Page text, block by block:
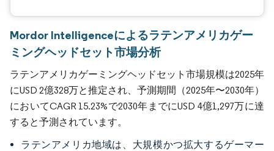
Mordor Intelligenceによるラテンアメリカゲー
ミングヘッドセット市場分析
ラテンアメリカゲーミングヘッドセット市場規模は2025年
にUSD 2億328万と推定され、予測期間（2025年〜2030年）
においてCAGR 15.23%で2030年までにUSD 4億1,297万に達
すると予測されています。
ラテンアメリカ地域は、大規模かつ拡大するゲーマー